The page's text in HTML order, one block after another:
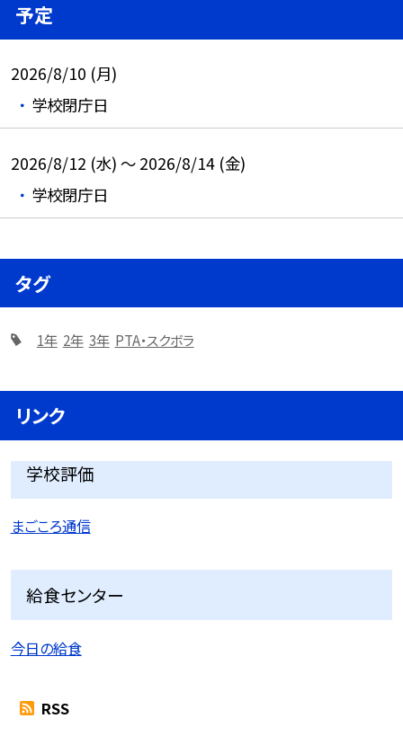
予定
2026/8/10 (月)
学校閉庁日
2026/8/12 (水) ～ 2026/8/14 (金)
学校閉庁日
タグ
1年 2年 3年 PTA・スクボラ
リンク
学校評価
まごころ通信
給食センター
今日の給食
RSS